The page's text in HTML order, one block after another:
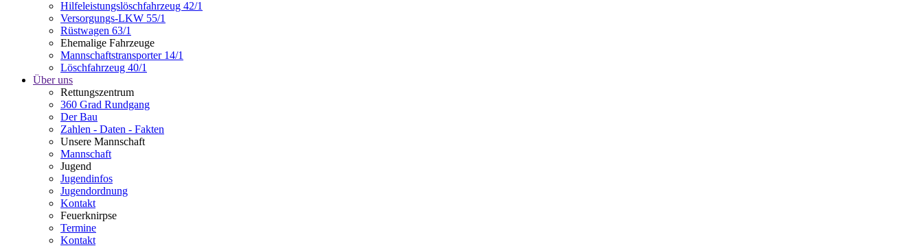
Hilfeleistungslöschfahrzeug 42/1
Versorgungs-LKW 55/1
Rüstwagen 63/1
Ehemalige Fahrzeuge
Mannschaftstransporter 14/1
Löschfahrzeug 40/1
Über uns
Rettungszentrum
360 Grad Rundgang
Der Bau
Zahlen - Daten - Fakten
Unsere Mannschaft
Mannschaft
Jugend
Jugendinfos
Jugendordnung
Kontakt
Feuerknirpse
Termine
Kontakt